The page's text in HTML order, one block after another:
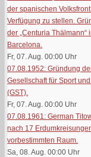
der spanischen
Verfügung zu stellen.
der „Centuria Thälmann“
Barcelona.
Fr, 07. Aug. 00:00 Uhr
07.08.1952: Gründung
Gesellschaft für Sport
(GST).
Fr, 07. Aug. 00:00 Uhr
07.08.1961: German
nach 17
vorbestimmten Raum.
Sa, 08. Aug. 00:00 Uhr